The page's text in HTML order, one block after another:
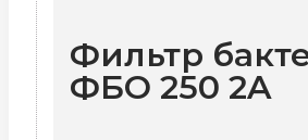
Фильтр
ФБО 250 2A